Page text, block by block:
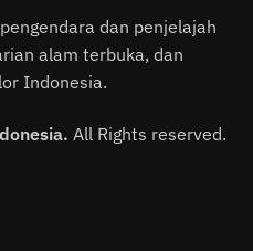
dan penjelajah
alam terbuka, dan
Indonesia.
All Rights reserved.